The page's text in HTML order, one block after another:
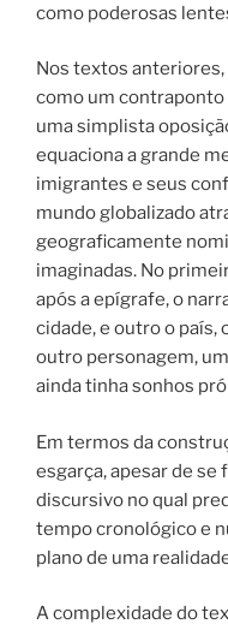
como poderosas
Nos textos anteriores,
como um contraponto
uma simplista
equaciona a grande
imigrantes e seus
mundo globalizado
geograficamente
imaginadas. No
após a epígrafe, o
cidade, e outro o
outro personagem,
ainda tinha sonhos
Em termos da
esgarça, apesar de
discursivo no qual
tempo cronológico e
plano de uma
A complexidade do